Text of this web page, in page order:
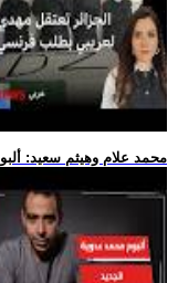
.. محمد علام وهيثم سعيد: